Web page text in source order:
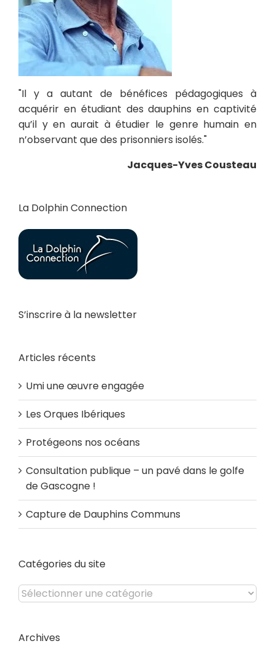
"Il y a autant de bénéfices pédagogiques à
acquérir en étudiant des dauphins en captivité
qu’il y en aurait à étudier le genre humain en
n’observant que des prisonniers isolés."
Jacques-Yves Cousteau
La Dolphin Connection
S’inscrire à la newsletter
Articles récents
Umi une œuvre engagée
Les Orques Ibériques
Protégeons nos océans
Consultation publique – un pavé dans le golfe
de Gascogne !
Capture de Dauphins Communs
Catégories du site
Catégories
du
Archives